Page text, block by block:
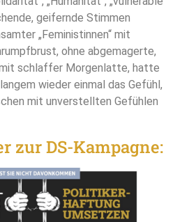
geifernde Stimmen
„Feministinnen“ mit
ohne abgemagerte,
schlaffer Morgenlatte, hatte
wieder einmal das Gefühl,
mit unverstellten Gefühlen
zur DS-Kampagne: